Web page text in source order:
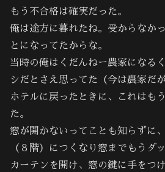
もう不合格は確実だった。
俺は途方に暮れたね。受からなか
とになってたからな。
当時の俺はくだんねー農家になる
シだとさえ思ってた（今は農家だ
ホテルに戻ったときに、これはも
た。
窓が開かないってことも知らずに
（８階）につくなり窓までもうダ
カーテンを開け、窓の鍵に手をつけ